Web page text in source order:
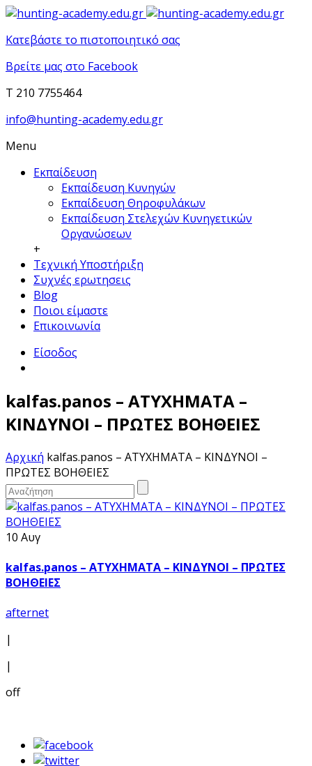
Κατεβάστε το πιστοποιητικό σας
Βρείτε μας στο Facebook
T 210 7755464
info@hunting-academy.edu.gr
Menu
Εκπαίδευση
Εκπαίδευση Κυνηγών
Εκπαίδευση Θηροφυλάκων
Εκπαίδευση Στελεχών Κυνηγετικών
Οργανώσεων
+
Τεχνική Υποστήριξη
Συχνές ερωτησεις
Blog
Ποιοι είμαστε
Επικοινωνία
Είσοδος
kalfas.panos – ΑΤΥΧΗΜΑΤΑ –
ΚΙΝΔΥΝΟΙ – ΠΡΩΤΕΣ ΒΟΗΘΕΙΕΣ
Αρχική kalfas.panos – ΑΤΥΧΗΜΑΤΑ – ΚΙΝΔΥΝΟΙ –
ΠΡΩΤΕΣ ΒΟΗΘΕΙΕΣ
10 Αυγ
kalfas.panos – ΑΤΥΧΗΜΑΤΑ – ΚΙΝΔΥΝΟΙ – ΠΡΩΤΕΣ
ΒΟΗΘΕΙΕΣ
afternet
|
|
off